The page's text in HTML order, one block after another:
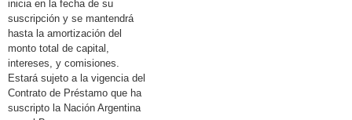
inicia en la fecha de su
suscripción y se mantendrá
hasta la amortización del
monto total de capital,
intereses, y comisiones.
Estará sujeto a la vigencia del
Contrato de Préstamo que ha
suscripto la Nación Argentina